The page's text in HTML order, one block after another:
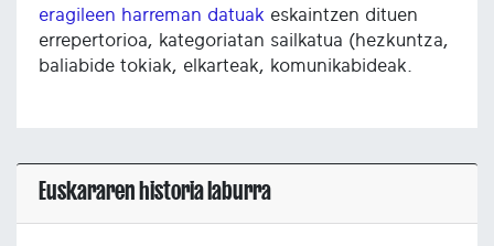
eragileen harreman datuak eskaintzen dituen
errepertorioa, kategoriatan sailkatua (hezkuntza,
baliabide tokiak, elkarteak, komunikabideak.
Euskararen historia laburra